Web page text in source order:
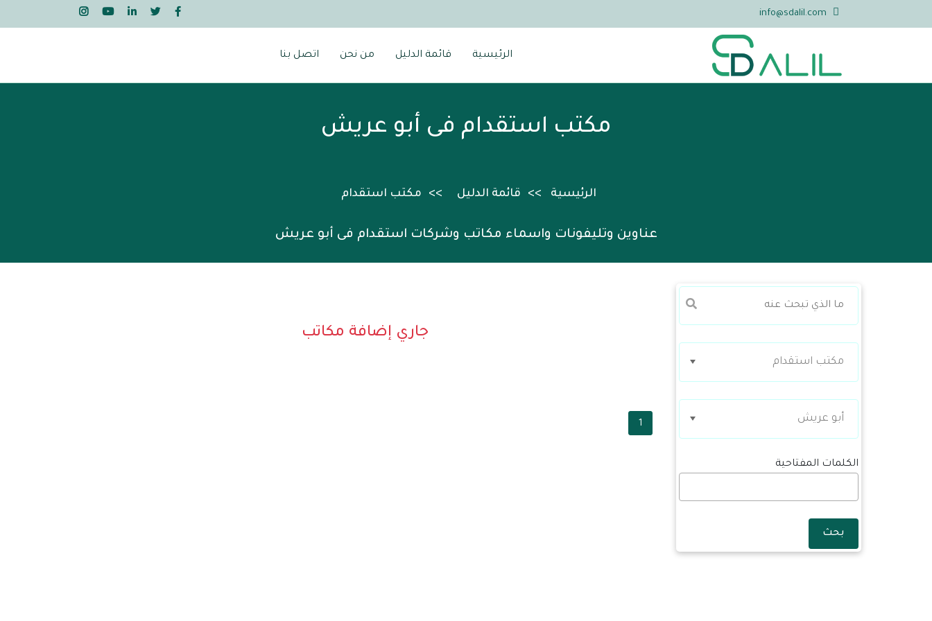
info@sdalil.com
الرئيسية قائمة الدليل من نحن اتصل بنا
مكتب استقدام فى أبو عريش
الرئيسية قائمة الدليل مكتب استقدام
عناوين وتليفونات واسماء مكاتب وشركات استقدام فى أبو عريش
مكتب استقدام
أبو عريش
الكلمات المفتاحية
بحث
جاري إضافة مكاتب
1